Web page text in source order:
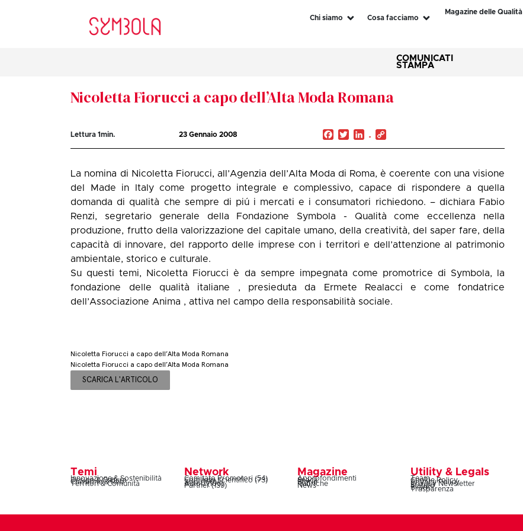
Chi siamo Cosa facciamo
Magazine delle Qualità
COMUNICATI
STAMPA
Nicoletta Fiorucci a capo dell’Alta Moda Romana
Lettura1min. 23 Gennaio 2008 Facebook
TwitterLinkedIn
La nomina di Nicoletta Fiorucci, all’Agenzia dell’Alta Moda di Roma, è coerente con una visione
del Made in Italy come progetto integrale e complessivo, capace di rispondere a quella
domanda di qualità che sempre di piú i mercati e i consumatori richiedono. – dichiara Fabio
Renzi, segretario generale della Fondazione Symbola - Qualità come eccellenza nella
produzione, frutto della valorizzazione del capitale umano, della creatività, del saper fare, della
capacità di innovare, del rapporto delle imprese con i territori e dell’attenzione al patrimonio
ambientale, storico e culturale.
Su questi temi, Nicoletta Fiorucci è da sempre impegnata come promotrice di Symbola, la
fondazione delle qualità italiane , presieduta da Ermete Realacci e come fondatrice
dell’Associazione Anima , attiva nel campo della responsabilità sociale.
Nicoletta Fiorucci a capo dell’Alta Moda Romana
Nicoletta Fiorucci a capo dell’Alta Moda Romana
SCARICA L'ARTICOLO
Temi
Innovazione & Sostenibilità
Design & Cultura
Coesione & Reti
Territori & Comunità
Network
Comitato Promotori (54)
Comitato Scientifico (73)
Soci (160)
Autori (106)
Partner (139)
Magazine
Approfondimenti
Snack
Storie
Rubriche
News
Utility & Legals
Team
Cookie Policy
Privacy Policy
Privacy Newsletter
Statuto
Bilanci
Trasparenza